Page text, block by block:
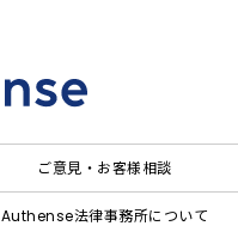
ご意見・お客様相談
Authense法律事務所について